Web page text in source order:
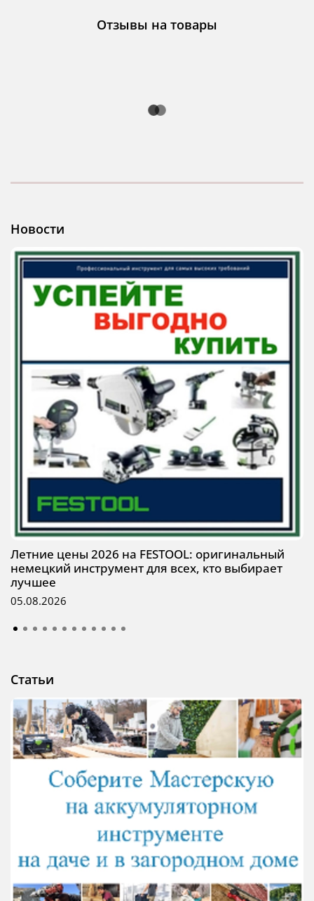
Отзывы на товары
Новости
Летние цены 2026 на FESTOOL: оригинальный
немецкий инструмент для всех, кто выбирает
лучшее
05.08.2026
Статьи